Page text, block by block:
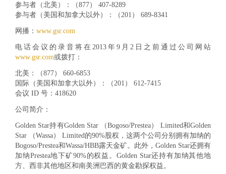
参与者（北美）：
（877） 407-8289
参与者（美国和加拿大以外）：
（201） 689-8341
网播： www.gsr.com
电话会议的录音将在2013年9月2日之前通过公司网站
www.gsr.com或拨打：
北美：（877） 660-6853
国际（美国和加拿大以外）：
（201） 612-7415
会议 ID 号： 418620
公司简介：
Golden Star持有Golden Star （Bogoso/Prestea） Limited和Golden
Star （Wassa） Limited的90%股权，这两个公司分别拥有加纳的
Bogoso/Prestea和Wassa/HBB露天金矿。此外，Golden Star还拥有
加纳Prestea地下矿90%的权益。Golden Star还持有加纳其他地
方、西非其他地区和南美洲巴西的黄金勘探权益。